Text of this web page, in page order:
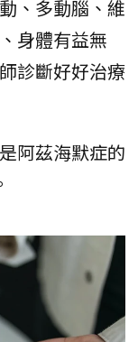
、多動腦、維
身體有益無
診斷好好治療
阿茲海默症的